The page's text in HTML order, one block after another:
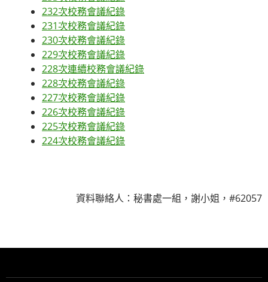
232次校務會議紀錄
231次校務會議紀錄
230次校務會議紀錄
229次校務會議紀錄
228次連續校務會議紀錄
228次校務會議紀錄
227次校務會議紀錄
226次校務會議紀錄
225次校務會議紀錄
224次校務會議紀錄
資料聯絡人：秘書處一組，謝小姐，#62057